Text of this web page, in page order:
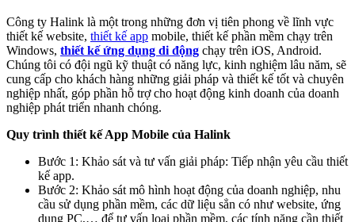
Công ty Halink là một trong những đơn vị tiên phong về lĩnh vực
thiết kế website, thiết kế app mobile, thiết kế phần mềm chạy trên
Windows, thiết kế ứng dụng di động chạy trên iOS, Android.
Chúng tôi có đội ngũ kỹ thuật có năng lực, kinh nghiệm lâu năm, sẽ
cung cấp cho khách hàng những giải pháp và thiết kế tốt và chuyên
nghiệp nhất, góp phần hỗ trợ cho hoạt động kinh doanh của doanh
nghiệp phát triển nhanh chóng.
Quy trình thiết kế App Mobile của Halink
Bước 1: Khảo sát và tư vấn giải pháp: Tiếp nhận yêu cầu thiết
kế app.
Bước 2: Khảo sát mô hình hoạt động của doanh nghiệp, nhu
cầu sử dụng phần mềm, các dữ liệu sẳn có như website, ứng
dụng PC,… để tư vấn loại phần mềm, các tính năng cần thiết